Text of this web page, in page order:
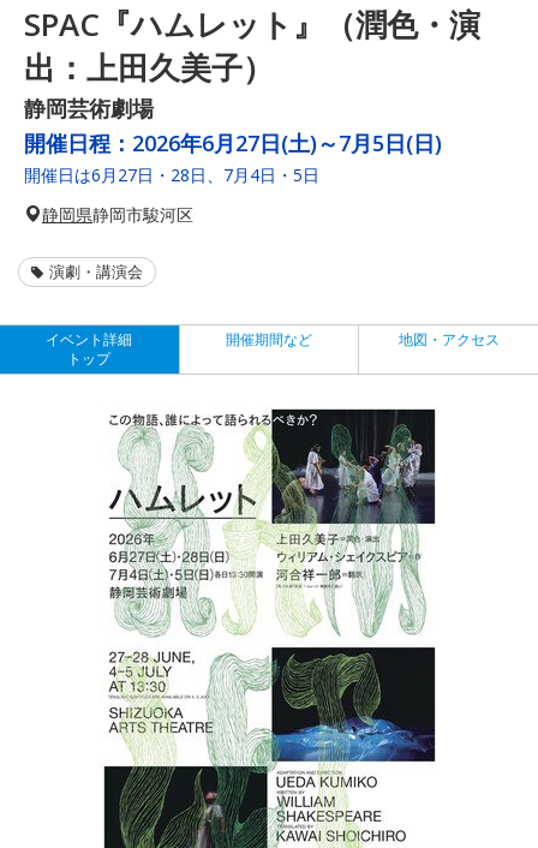
SPAC『ハムレット』（潤色・演
出：上田久美子）
静岡芸術劇場
開催日程： 2026年6月27日(土)～7月5日(日)
開催日は6月27日・28日、7月4日・5日
静岡県静岡市駿河区
演劇・講演会
イベント詳細
トップ
開催期間など 地図・アクセス